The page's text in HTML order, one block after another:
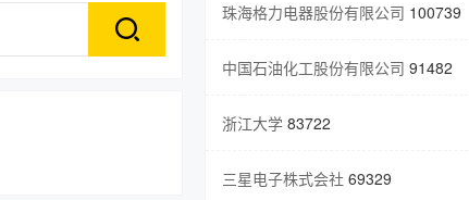
珠海格力电器股份有限公司 100739
中国石油化工股份有限公司 91482
浙江大学83722
三星电子株式会社 69329